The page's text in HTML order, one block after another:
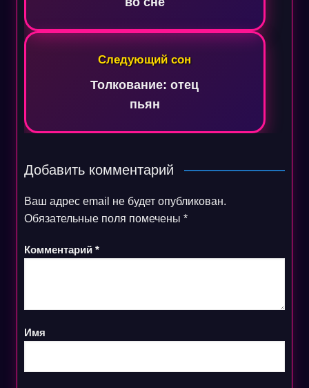
Следующий сон
Толкование: отец
пьян
Добавить комментарий
Ваш адрес email не будет опубликован.
Обязательные поля помечены *
Комментарий *
Имя